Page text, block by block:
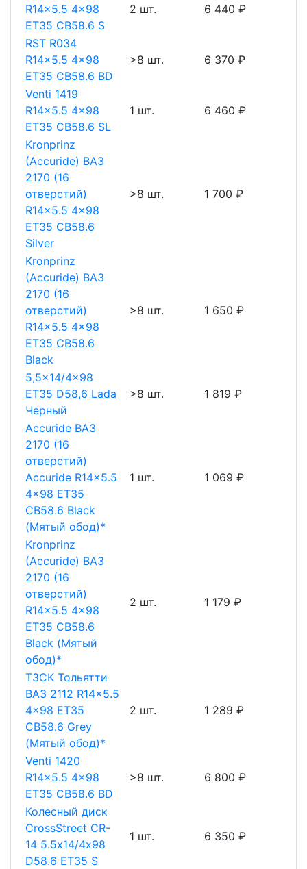
R14x5.5 4x98
ET35 CB58.6 S
2 шт. 6 440 ₽
RST R034
R14x5.5 4x98
ET35 CB58.6 BD
>8 шт. 6 370 ₽
Venti 1419
R14x5.5 4x98
ET35 CB58.6 SL
1 шт. 6 460 ₽
Kronprinz
(Accuride) ВАЗ
2170 (16
отверстий)
R14x5.5 4x98
ET35 CB58.6
Silver
>8 шт. 1 700 ₽
Kronprinz
(Accuride) ВАЗ
2170 (16
отверстий)
R14x5.5 4x98
ET35 CB58.6
Black
>8 шт. 1 650 ₽
5,5x14/4x98
ET35 D58,6 Lada
Черный
>8 шт. 1 819 ₽
Accuride ВАЗ
2170 (16
отверстий)
Accuride R14x5.5
4x98 ET35
CB58.6 Black
(Мятый обод)*
1 шт. 1 069 ₽
Kronprinz
(Accuride) ВАЗ
2170 (16
отверстий)
R14x5.5 4x98
ET35 CB58.6
Black (Мятый
обод)*
2 шт. 1 179 ₽
ТЗСК Тольятти
ВАЗ 2112 R14x5.5
4x98 ET35
CB58.6 Grey
(Мятый обод)*
2 шт. 1 289 ₽
Venti 1420
R14x5.5 4x98
ET35 CB58.6 BD
>8 шт. 6 800 ₽
Колесный диск
CrossStreet CR-
14 5.5х14/4х98
D58.6 ET35 S
1 шт. 6 350 ₽